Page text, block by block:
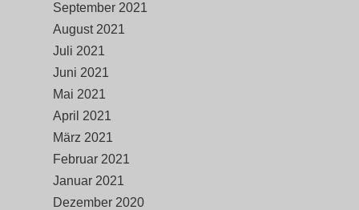
September 2021
August 2021
Juli 2021
Juni 2021
Mai 2021
April 2021
März 2021
Februar 2021
Januar 2021
Dezember 2020